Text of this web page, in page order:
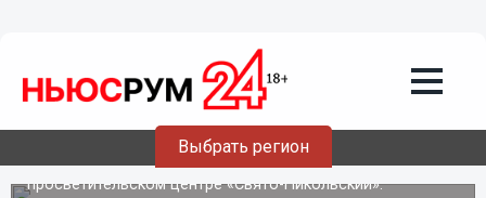
Выбрать регион
Дни православной книги «Сретенская
свеча» откроются 15 февраля в
Нижнем Новгороде
Торжественное открытие состоится в культурно-
просветительском центре «Свято-Никольский».